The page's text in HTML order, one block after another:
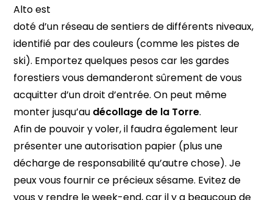
Alto est
doté d’un réseau de sentiers de différents niveaux,
identifié par des couleurs (comme les pistes de
ski). Emportez quelques pesos car les gardes
forestiers vous demanderont sûrement de vous
acquitter d’un droit d’entrée. On peut même
monter jusqu’au décollage de la Torre.
Afin de pouvoir y voler, il faudra également leur
présenter une autorisation papier (plus une
décharge de responsabilité qu’autre chose). Je
peux vous fournir ce précieux sésame. Evitez de
vous y rendre le week-end, car il y a beaucoup de